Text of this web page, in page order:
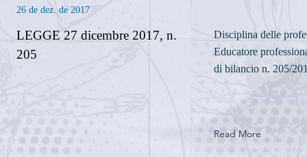
26 de dez. de 2017
LEGGE 27 dicembre 2017, n.
205
Disciplina delle
Educatore
di bilancio n. 205/
Read More